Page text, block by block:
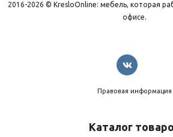
2016-2026 © KresloOnline: мебель, которая
офисе.
Правовая информация
Каталог